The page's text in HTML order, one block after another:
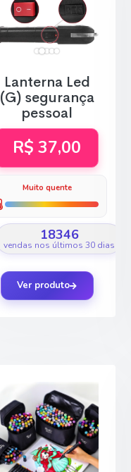
Lanterna Led
(G) segurança
pessoal
R$ 37,00
Muito quente
18346
vendas nos últimos 30 dias
Ver produto